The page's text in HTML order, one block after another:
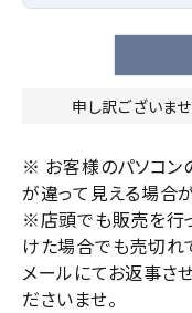
申し訳ございま
※ お客様のパソコン
が違って見える場合
※店頭でも販売を行
けた場合でも売切れ
メールにてお返事さ
ださいませ。